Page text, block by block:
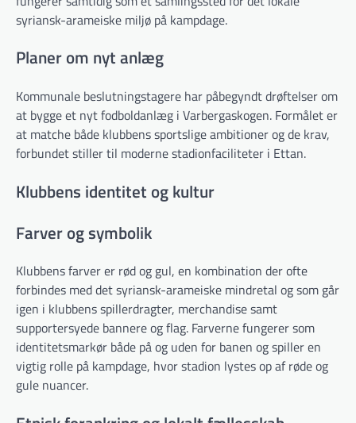
syriansk-arameiske miljø på kampdage.
Planer om nyt anlæg
Kommunale beslutningstagere har påbegyndt drøftelser om
at bygge et nyt fodboldanlæg i Varbergaskogen. Formålet er
at matche både klubbens sportslige ambitioner og de krav,
forbundet stiller til moderne stadionfaciliteter i Ettan.
Klubbens identitet og kultur
Farver og symbolik
Klubbens farver er rød og gul, en kombination der ofte
forbindes med det syriansk-arameiske mindretal og som går
igen i klubbens spillerdragter, merchandise samt
supportersyede bannere og flag. Farverne fungerer som
identitetsmarkør både på og uden for banen og spiller en
vigtig rolle på kampdage, hvor stadion lystes op af røde og
gule nuancer.